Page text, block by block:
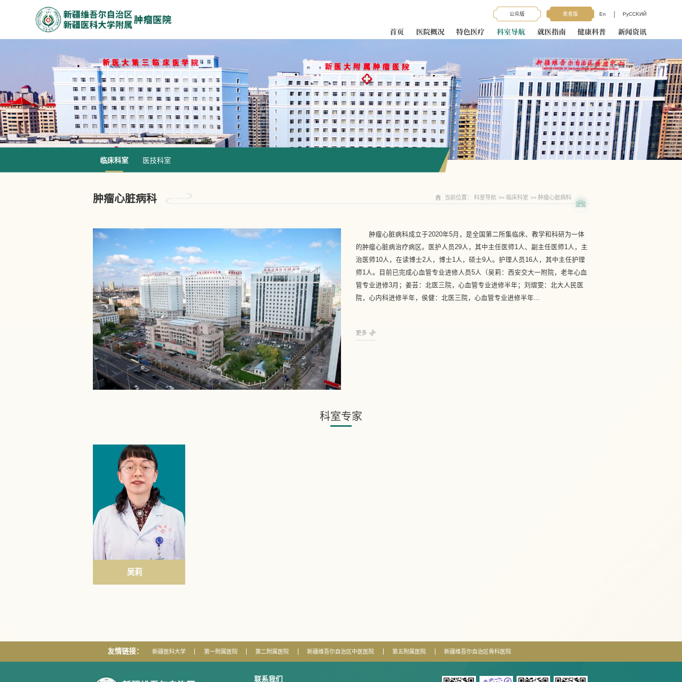
公众版 患者版 En | PyCCKИЙ
首页 医院概况 特色医疗 科室导航 就医指南 健康科普 新闻资讯
科室导航
临床科室 医技科室
肿瘤心脏病科 当前位置： 科室导航 >> 临床科室 >> 肿瘤心脏病科
肿瘤心脏病科成立于2020年5月，是全国第二所集临床、教学和科研为一体
的肿瘤心脏病治疗病区。医护人员29人，其中主任医师1人、副主任医师1人，主
治医师10人，在读博士2人，博士1人，硕士9人。护理人员16人，其中主任护理
师1人。目前已完成心血管专业进修人员5人（吴莉：西安交大一附院，老年心血
管专业进修3月；姜芸：北医三院，心血管专业进修半年；刘熠雯：北大人民医
院，心内科进修半年，侯健：北医三院，心血管专业进修半年...
更多
科室专家
吴莉
友情链接： 新疆医科大学 第一附属医院 第二附属医院 新疆维吾尔自治区中医医院 第五附属医院 新疆维吾尔自治区骨科医院
联系我们